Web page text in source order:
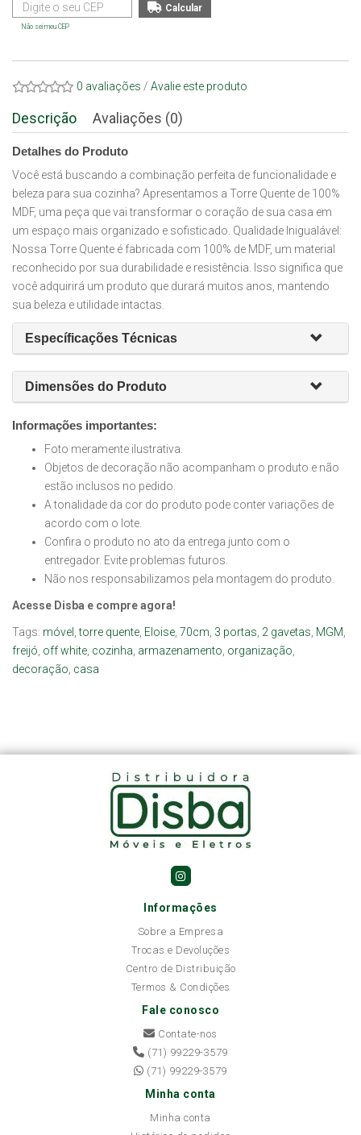
Não sei meu CEP
0 avaliações / Avalie este produto
Descrição Avaliações (0)
Detalhes do Produto
Você está buscando a combinação perfeita de funcionalidade e
beleza para sua cozinha? Apresentamos a Torre Quente de 100%
MDF, uma peça que vai transformar o coração de sua casa em
um espaço mais organizado e sofisticado. Qualidade Inigualável:
Nossa Torre Quente é fabricada com 100% de MDF, um material
reconhecido por sua durabilidade e resistência. Isso significa que
você adquirirá um produto que durará muitos anos, mantendo
sua beleza e utilidade intactas.
Específicações Técnicas
Dimensões do Produto
Informações importantes:
Foto meramente ilustrativa.
Objetos de decoração não acompanham o produto e não
estão inclusos no pedido.
A tonalidade da cor do produto pode conter variações de
acordo com o lote.
Confira o produto no ato da entrega junto com o
entregador. Evite problemas futuros.
Não nos responsabilizamos pela montagem do produto.
Acesse Disba e compre agora!
Tags: móvel ,torre quente Eloise 70cm 3 portas 2 gavetas MGM
freijó off white cozinha armazenamento organização
decoração casa
Informações
Sobre a Empresa
Trocas e Devoluções
Centro de Distribuição
Termos & Condições
Fale conosco
Contate-nos
(71) 99229-3579
(71) 99229-3579
Minha conta
Minha conta